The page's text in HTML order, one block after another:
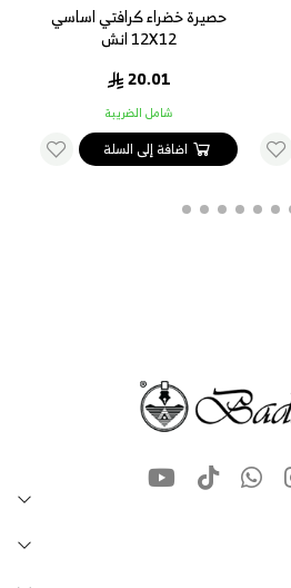
حصيرة خضراء كرافتي اساسي
12X12 انش
20.01
شامل الضريبة
اضافة إلى السلة